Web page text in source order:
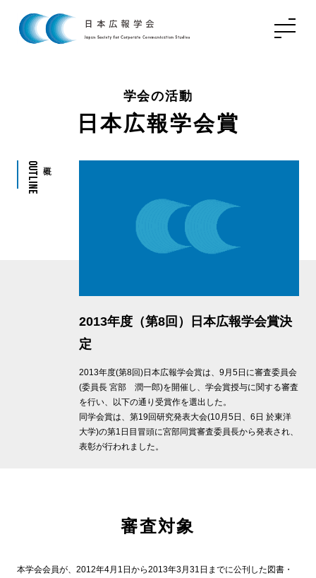
学会の活動
日本広報学会賞
Outline
2013年度（第8回）日本広報学会賞決
定
2013年度(第8回)日本広報学会賞は、9月5日に審査委員会
(委員長 宮部 潤一郎)を開催し、学会賞授与に関する審査
を行い、以下の通り受賞作を選出した。
同学会賞は、第19回研究発表大会(10月5日、6日 於東洋
大学)の第1日目冒頭に宮部同賞審査委員長から発表され、
表彰が行われました。
審査対象
本学会会員が、2012年4月1日から2013年3月31日までに公刊した図書・